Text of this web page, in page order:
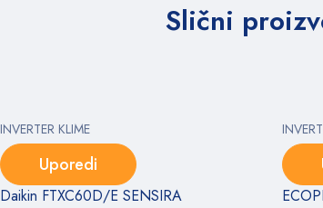
Slični
INVERTER KLIME
Uporedi
Daikin FTXC60D/E SENSIRA